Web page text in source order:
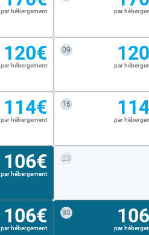
par hébergement par
120€
par hébergement
09
par
114€
par hébergement
16
par
106€
par hébergement
23
106€
par hébergement
30
par